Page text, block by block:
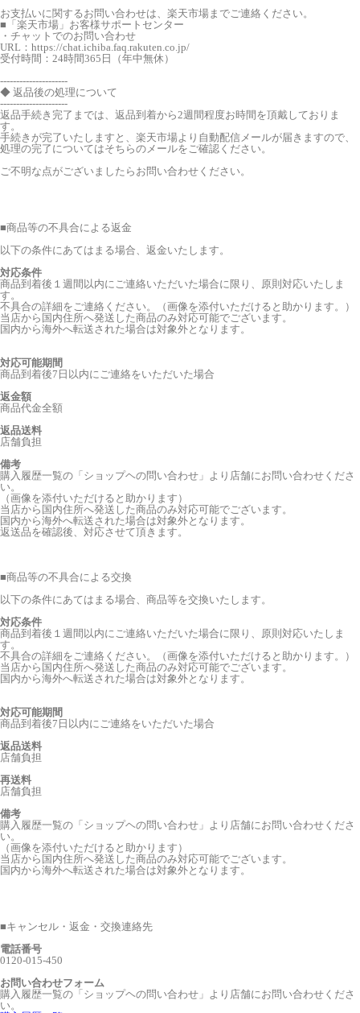
お支払いに関するお問い合わせは、楽天市場までご連絡ください。
■「楽天市場」お客様サポートセンター
・チャットでのお問い合わせ
URL：https://chat.ichiba.faq.rakuten.co.jp/
受付時間：24時間365日（年中無休）
---------------------
◆ 返品後の処理について
---------------------
返品手続き完了までは、返品到着から2週間程度お時間を頂戴しておりま
す。
手続きが完了いたしますと、楽天市場より自動配信メールが届きますので、
処理の完了についてはそちらのメールをご確認ください。
ご不明な点がございましたらお問い合わせください。
■商品等の不具合による返金
以下の条件にあてはまる場合、返金いたします。
対応条件
商品到着後１週間以内にご連絡いただいた場合に限り、原則対応いたしま
す。
不具合の詳細をご連絡ください。（画像を添付いただけると助かります。）
当店から国内住所へ発送した商品のみ対応可能でございます。
国内から海外へ転送された場合は対象外となります。
対応可能期間
商品到着後7日以内にご連絡をいただいた場合
返金額
商品代金全額
返品送料
店舗負担
備考
購入履歴一覧の「ショップヘの問い合わせ」より店舗にお問い合わせくださ
い。
（画像を添付いただけると助かります）
当店から国内住所へ発送した商品のみ対応可能でございます。
国内から海外へ転送された場合は対象外となります。
返送品を確認後、対応させて頂きます。
■商品等の不具合による交換
以下の条件にあてはまる場合、商品等を交換いたします。
対応条件
商品到着後１週間以内にご連絡いただいた場合に限り、原則対応いたしま
す。
不具合の詳細をご連絡ください。（画像を添付いただけると助かります。）
当店から国内住所へ発送した商品のみ対応可能でございます。
国内から海外へ転送された場合は対象外となります。
対応可能期間
商品到着後7日以内にご連絡をいただいた場合
返品送料
店舗負担
再送料
店舗負担
備考
購入履歴一覧の「ショップヘの問い合わせ」より店舗にお問い合わせくださ
い。
（画像を添付いただけると助かります）
当店から国内住所へ発送した商品のみ対応可能でございます。
国内から海外へ転送された場合は対象外となります。
■キャンセル・返金・交換連絡先
電話番号
0120-015-450
お問い合わせフォーム
購入履歴一覧の「ショップヘの問い合わせ」より店舗にお問い合わせくださ
い。